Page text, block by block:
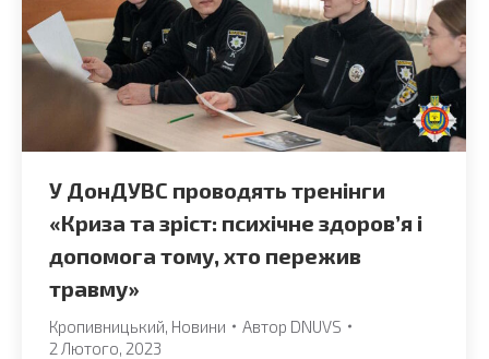
У ДонДУВС проводять тренінги
«Криза та зріст: психічне здоров’я і
допомога тому, хто пережив
травму»
Кропивницький Новини Автор DNUVS
2 Лютого, 2023